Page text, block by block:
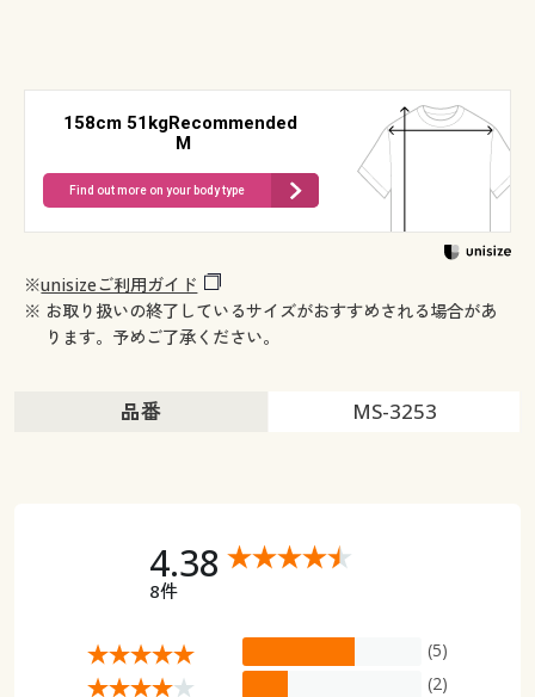
158cm 51kgRecommended
M
Find out more on your body type
※unisizeご利用ガイド
※ お取り扱いの終了しているサイズがおすすめされる場合があ
ります。予めご了承ください。
品番 MS-3253
4.38
8件
(5)
(2)